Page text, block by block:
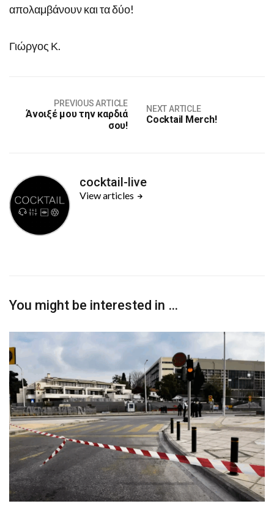
απολαμβάνουν και τα δύο!
Γιώργος Κ.
PREVIOUS ARTICLE
Άνοιξέ μου την καρδιά
σου!
NEXT ARTICLE
Cocktail Merch!
cocktail-live
View articles
You might be interested in …